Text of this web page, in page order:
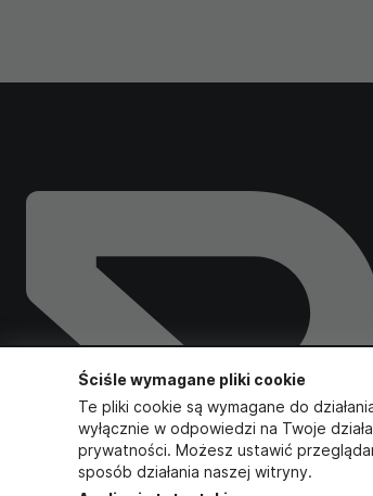
Ściśle wymagane pliki cookie
Te pliki cookie są wymagane do
wyłącznie w odpowiedzi na Twoje
prywatności. Możesz ustawić
sposób działania naszej witryny.